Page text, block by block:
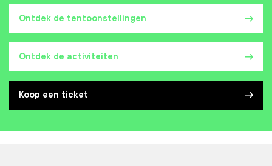
Ontdek de tentoonstellingen
Ontdek de activiteiten
Koop een ticket